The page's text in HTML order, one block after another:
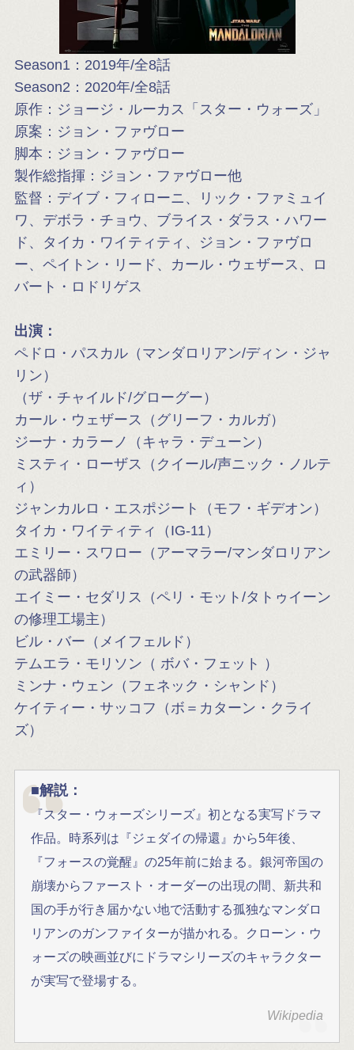
Season1：2019年/全8話
Season2：2020年/全8話
原作：ジョージ・ルーカス「スター・ウォーズ」
原案：ジョン・ファヴロー
脚本：ジョン・ファヴロー
製作総指揮：ジョン・ファヴロー他
監督：デイブ・フィローニ、リック・ファミュイ
ワ、デボラ・チョウ、ブライス・ダラス・ハワー
ド、タイカ・ワイティティ、ジョン・ファヴロ
ー、ペイトン・リード、カール・ウェザース、ロ
バート・ロドリゲス
出演：
ペドロ・パスカル（マンダロリアン/ディン・ジャ
リン）
（ザ・チャイルド/グローグー）
カール・ウェザース（グリーフ・カルガ）
ジーナ・カラーノ（キャラ・デューン）
ミスティ・ローザス（クイール/声ニック・ノルテ
ィ）
ジャンカルロ・エスポジート（モフ・ギデオン）
タイカ・ワイティティ（IG-11）
エミリー・スワロー（アーマラー/マンダロリアン
の武器師）
エイミー・セダリス（ペリ・モット/タトゥイーン
の修理工場主）
ビル・バー（メイフェルド）
テムエラ・モリソン（ ボバ・フェット ）
ミンナ・ウェン（フェネック・シャンド）
ケイティー・サッコフ（ボ＝カターン・クライ
ズ）
■解説：
『スター・ウォーズシリーズ』初となる実写ドラマ
作品。時系列は『ジェダイの帰還』から5年後、
『フォースの覚醒』の25年前に始まる。銀河帝国の
崩壊からファースト・オーダーの出現の間、新共和
国の手が行き届かない地で活動する孤独なマンダロ
リアンのガンファイターが描かれる。クローン・ウ
ォーズの映画並びにドラマシリーズのキャラクター
が実写で登場する。
Wikipedia